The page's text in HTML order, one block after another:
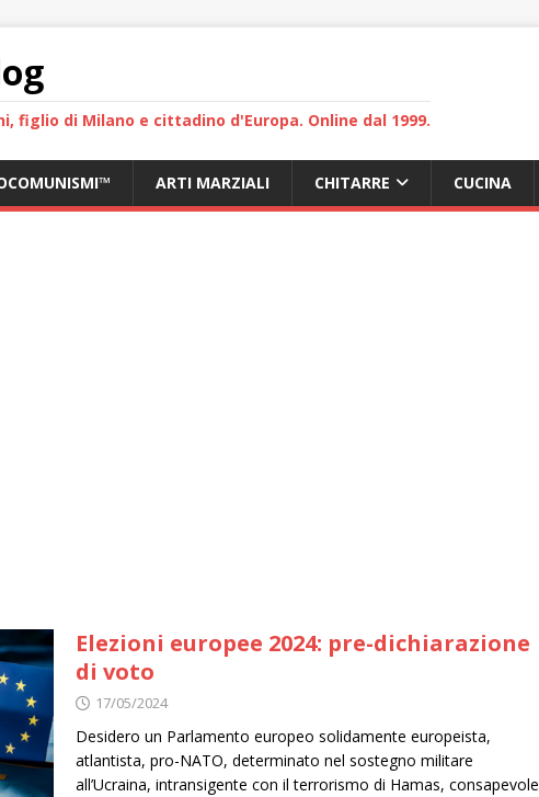
figlio di Milano e cittadino d'Europa. Online dal 1999.
ARTI MARZIALI CHITARRE CUCINA
Elezioni europee 2024: pre-dichiarazione
di voto
17/05/2024
Desidero un Parlamento europeo solidamente europeista,
atlantista, pro-NATO, determinato nel sostegno militare
all’Ucraina, intransigente con il terrorismo di Hamas, consapevole